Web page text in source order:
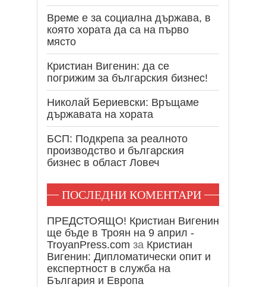
Време е за социална държава, в
която хората да са на първо
място
Кристиан Вигенин: да се
погрижим за българския бизнес!
Николай Бериевски: Връщаме
държавата на хората
БСП: Подкрепа за реалното
производство и българския
бизнес в област Ловеч
ПОСЛЕДНИ КОМЕНТАРИ
ПРЕДСТОЯЩО! Кристиан Вигенин
ще бъде в Троян на 9 април -
TroyanPress.com за Кристиан
Вигенин: Дипломатически опит и
експертност в служба на
България и Европа